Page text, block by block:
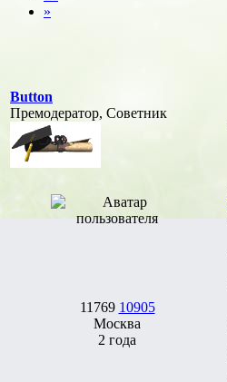
»
Button
Премодератор, Советник
11769 10905
Москва
2 года